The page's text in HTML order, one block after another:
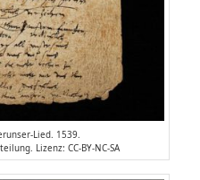
Lied. 1539.
Lizenz: CC-BY-NC-SA